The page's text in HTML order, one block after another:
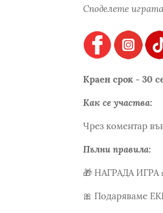
Споделете
Краен срок - 30
Как се участва:
Чрез коментар
Пълни правила:
🎁 НАГРАДА ИГРА
🎀 Подаряваме